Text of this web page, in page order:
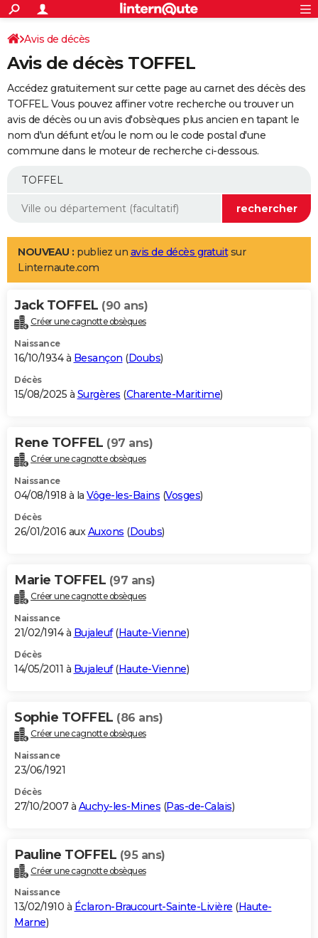
ACTUALITÉS
Politique
Société
Faits Divers
Education
Monde
Villes
+
SPORT
Coupe du monde 2026
Football
Tennis
Cyclisme
Rugby
Forum
Programme TV
TNT
Streaming
Cinéma
Sorties cinéma
Musique
+
FINANCE
Retraite
Epargne
Immobilier
Risques naturels par ville
Banque
Assurance
AUTO
Essais
Réserver un essai
Citadines
Berlines
SUV
Forum auto
+
Mobiles
Meilleur smartphone
Internet
Ordinateurs
Jeux vidéo
Guide high-tech
Aménagement intérieur
LIFESTYLE
Art de vivre
Bien-être
Loisirs
Mode
Modes de vie
Alimentation
Guide de la santé
Maladies
Médicaments
Sommeil
VOYAGE
Destinations
City break
Voyage nature
Voyage de noces
Forum
Climat
+PHOTO
GUIDES D'ACHAT
BONS PLANS
Carte de Noël
Carte Bonne année
Carte Saint-Valentin
Carte Pâques
Carte d'anniversaire
DICTIONNAIRE
Dictionnaire
Biographies
Citations
Expressions
Proverbes
PROGRAMME TV
S'inscrire
Se connecter
Lycées
Collèges
Primaires
Universités
Entreprises
Service militaire
Avis de recherche
AVIS DE DÉCÈS
Bricolage
Lifestyle
Culture
Sport
Auto
Television
Voyage
Cinema
Avis de décès
Avis de décès TOFFEL
Accédez gratuitement sur cette page au carnet des décès des
TOFFEL. Vous pouvez affiner votre recherche ou trouver un
avis de décès ou un avis d'obsèques plus ancien en tapant le
nom d'un défunt et/ou le nom ou le code postal d'une
commune dans le moteur de recherche ci-dessous.
NOUVEAU : publiez un avis de décès gratuitsur
Linternaute.com
Jack TOFFEL (90 ans)
Créer une cagnotte obsèques
Naissance
16/10/1934 à Besançon (Doubs)
Décès
15/08/2025 à Surgères (Charente-Maritime)
Rene TOFFEL (97 ans)
Créer une cagnotte obsèques
Naissance
04/08/1918 à la Vôge-les-Bains (Vosges)
Décès
26/01/2016 auxAuxons (Doubs)
Marie TOFFEL (97 ans)
Créer une cagnotte obsèques
Naissance
21/02/1914 à Bujaleuf(Haute-Vienne)
Décès
14/05/2011 à Bujaleuf(Haute-Vienne)
Sophie TOFFEL (86 ans)
Créer une cagnotte obsèques
Naissance
23/06/1921
Décès
27/10/2007 à Auchy-les-Mines (Pas-de-Calais)
Pauline TOFFEL (95 ans)
Créer une cagnotte obsèques
Naissance
13/02/1910 à Éclaron-Braucourt-Sainte-Livière (Haute-
Marne)